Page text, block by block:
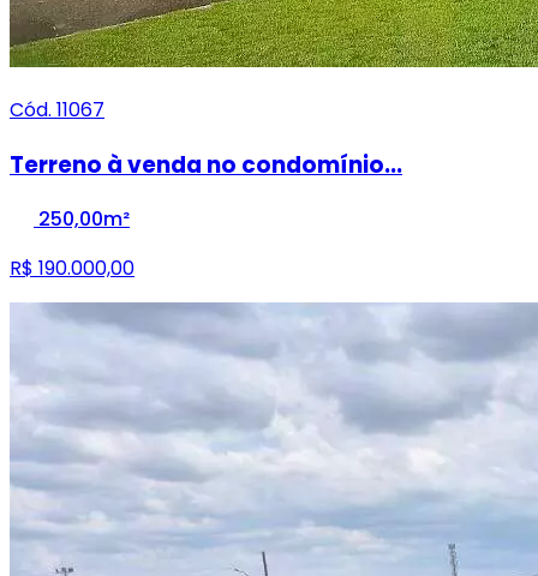
Cód. 11067
Terreno à venda no condomínio...
250,00m²
R$ 190.000,00